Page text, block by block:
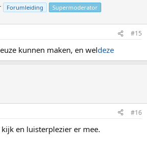
Forumleiding Supermoderator
#15
kunnen maken, en weldeze
#16
en luisterplezier er mee.